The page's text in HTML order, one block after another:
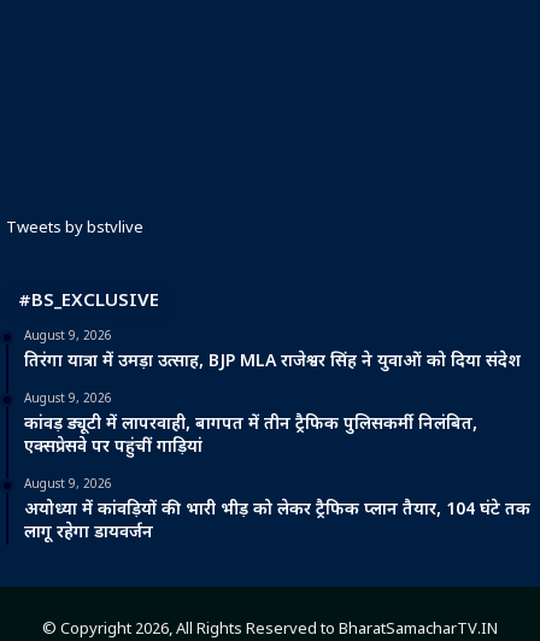
Tweets by bstvlive
#BS_EXCLUSIVE
August 9, 2026
तिरंगा यात्रा में उमड़ा उत्साह, BJP MLA राजेश्वर सिंह ने युवाओं को दिया संदेश
August 9, 2026
कांवड़ ड्यूटी में लापरवाही, बागपत में तीन ट्रैफिक पुलिसकर्मी निलंबित,
एक्सप्रेसवे पर पहुंचीं गाड़ियां
August 9, 2026
अयोध्या में कांवड़ियों की भारी भीड़ को लेकर ट्रैफिक प्लान तैयार, 104 घंटे तक
लागू रहेगा डायवर्जन
© Copyright 2026, All Rights Reserved to BharatSamacharTV.IN